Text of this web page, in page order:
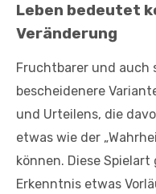
Leben bedeutet
Veränderung
Fruchtbarer und auch
bescheidenere
und Urteilens, die
etwas wie der
können. Diese
Erkenntnis etwas